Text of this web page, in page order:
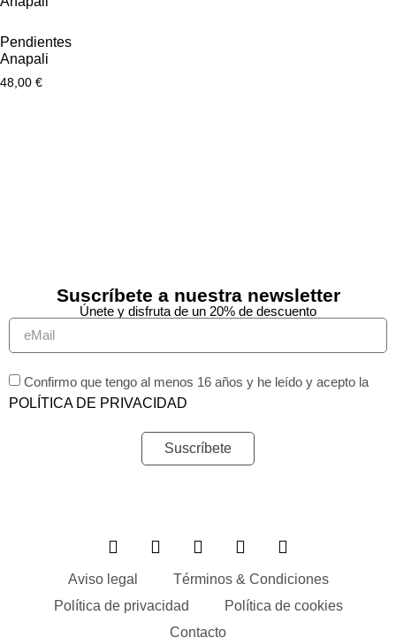
Pendientes
Anapali
48,00 €
Suscríbete a nuestra newsletter
Únete y disfruta de un 20% de descuento
Confirmo que tengo al menos 16 años y he leído y acepto la
POLÍTICA DE PRIVACIDAD
Suscríbete
Aviso legal
Términos & Condiciones
Política de privacidad
Política de cookies
Contacto